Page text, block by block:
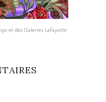
et des Galeries Lafayette